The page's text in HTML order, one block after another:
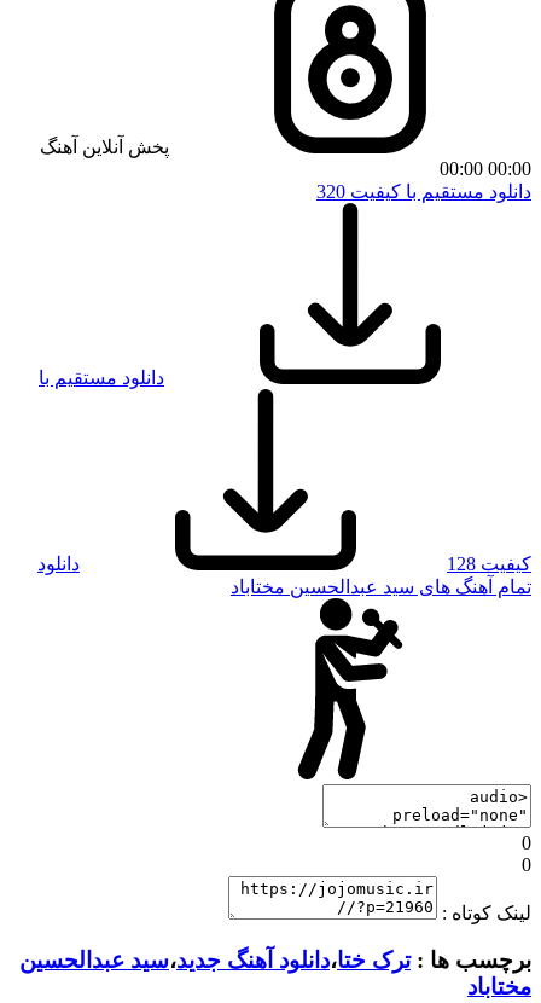
پخش آنلاین آهنگ
00:00
00:00
دانلود مستقیم با کیفیت 320
دانلود مستقیم با
کیفیت 128
دانلود
تمام آهنگ های سید عبدالحسین مختاباد
0
0
لینک کوتاه :
برچسب ها :ترک ختا،دانلود آهنگ جدید،سید عبدالحسین
مختاباد